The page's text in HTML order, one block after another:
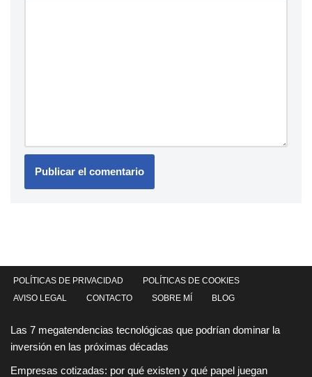
POLÍTICAS DE PRIVACIDAD
POLÍTICAS DE COOKIES
AVISO LEGAL
CONTACTO SOBRE MÍ BLOG
Las 7 megatendencias tecnológicas que podrían dominar la
inversión en las próximas décadas
Empresas cotizadas: por qué existen y qué papel juegan